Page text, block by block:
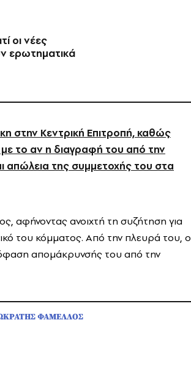
οι νέες
ερωτηματικά
στην Κεντρική Επιτροπή, καθώς
το αν η διαγραφή του από την
απώλεια της συμμετοχής του στα
αφήνοντας ανοιχτή τη συζήτηση για
του κόμματος. Από την πλευρά του, ο
απομάκρυνσής του από την
ΦΑΜΕΛΛΟΣ